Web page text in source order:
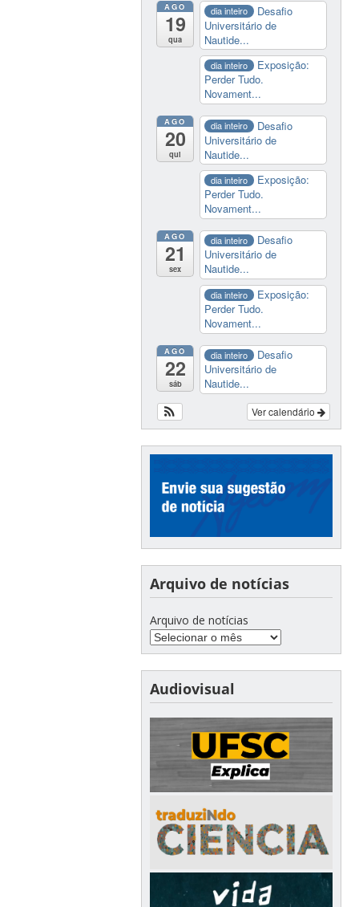
AGO
19
qua
dia inteiro
Desafio
Universitário de
Nautide...
dia inteiro
Exposição:
Perder Tudo.
Novament...
AGO
20
qui
dia inteiro
Desafio
Universitário de
Nautide...
dia inteiro
Exposição:
Perder Tudo.
Novament...
AGO
21
sex
dia inteiro
Desafio
Universitário de
Nautide...
dia inteiro
Exposição:
Perder Tudo.
Novament...
AGO
22
sáb
dia inteiro
Desafio
Universitário de
Nautide...
Ver calendário
Arquivo de notícias
Arquivo de notícias
Audiovisual